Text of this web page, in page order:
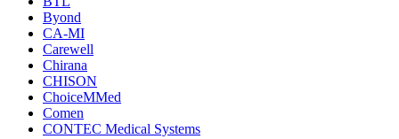
Byond
CA-MI
Carewell
Chirana
CHISON
ChoiceMMed
Comen
CONTEC Medical Systems